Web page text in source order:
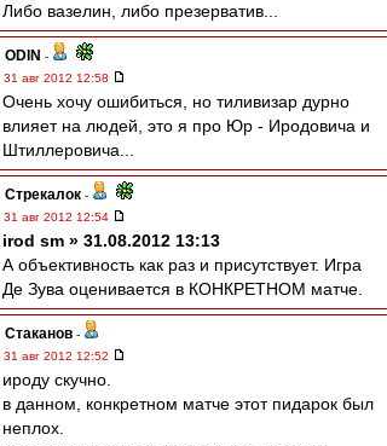
Либо вазелин, либо презерватив...
ODIN -
31 авг 2012 12:58
Очень хочу ошибиться, но тиливизар дурно
влияет на людей, это я про Юр - Иродовича и
Штиллеровича...
Стрекалок -
31 авг 2012 12:54
irod sm » 31.08.2012 13:13
А объективность как раз и присутствует. Игра
Де Зува оценивается в КОНКРЕТНОМ матче.
Cтаканов -
31 авг 2012 12:52
ироду скучно.
в данном, конкретном матче этот пидарок был
неплох.